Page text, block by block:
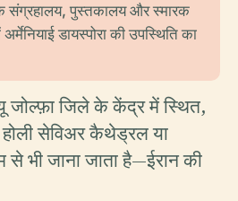
संग्रहालय, पुस्तकालय और स्मारक
डायस्पोरा की उपस्थिति का
जोल्फ़ा जिले के केंद्र में स्थित,
सेविअर कैथेड्रल या
भी जाना जाता है—ईरान की